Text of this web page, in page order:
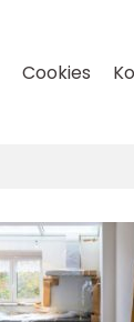
Cookies